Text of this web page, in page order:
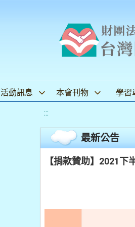
活動訊息 本會刊物 學習
:::
最新公告
【捐款贊助】2021